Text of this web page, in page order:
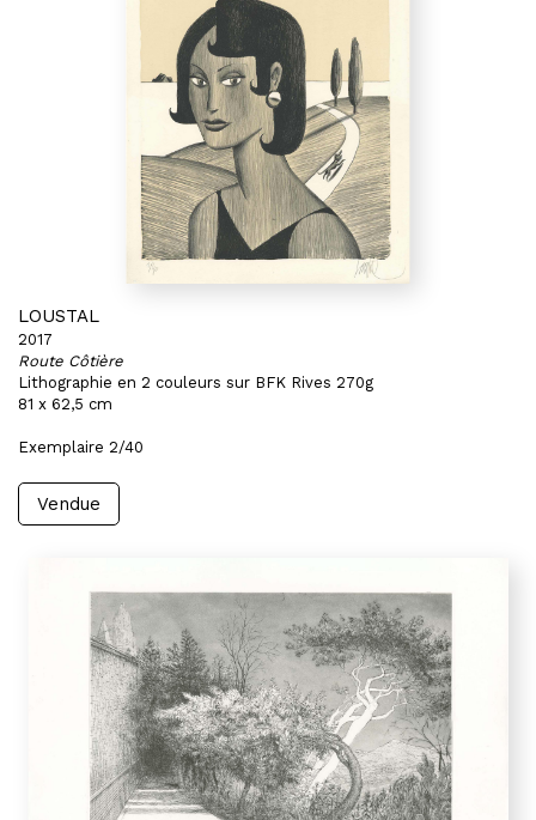
LOUSTAL
2017
Route Côtière
Lithographie en 2 couleurs sur BFK Rives 270g
81 x 62,5 cm
Exemplaire 2/40
Vendue